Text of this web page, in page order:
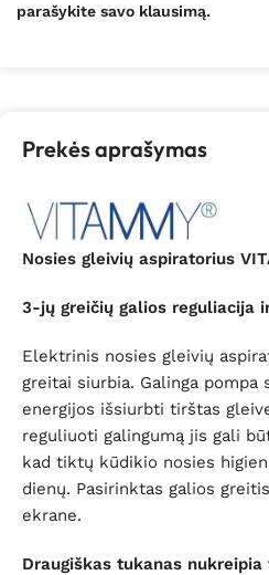
parašykite savo klausimą.
Prekės aprašymas
Nosies gleivių aspiratorius
3-jų greičių galios reguliacija
Elektrinis nosies gleivių
greitai siurbia. Galinga pompa
energijos išsiurbti tirštas
reguliuoti galingumą jis gali
kad tiktų kūdikio nosies
dienų. Pasirinktas galios
ekrane.
Draugiškas tukanas nukreipia